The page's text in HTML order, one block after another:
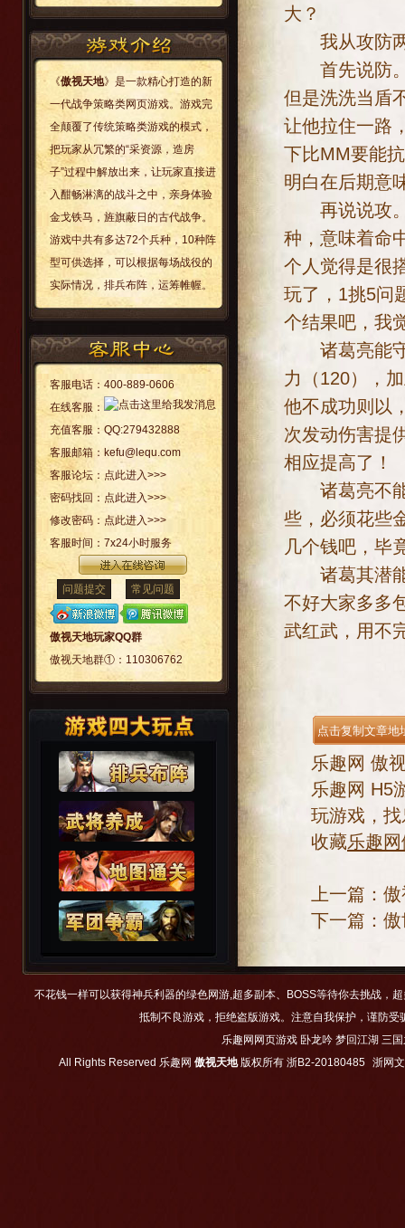
《傲视天地》是一款精心打造的新
一代战争策略类网页游戏。游戏完
全颠覆了传统策略类游戏的模式，
把玩家从冗繁的“采资源，造房
子”过程中解放出来，让玩家直接进
入酣畅淋漓的战斗之中，亲身体验
金戈铁马，旌旗蔽日的古代战争。
游戏中共有多达72个兵种，10种阵
型可供选择，可以根据每场战役的
实际情况，排兵布阵，运筹帷幄。
客服电话： 400-889-0606
在线客服：
充值客服： QQ:279432888
客服邮箱： kefu@lequ.com
客服论坛： 点此进入>>>
密码找回： 点此进入>>>
修改密码： 点此进入>>>
客服时间： 7x24小时服务
问题提交 常见问题
傲视天地玩家QQ群
傲视天地群①： 110306762
大？
我从攻防两
首先说防。
但是洗洗当盾
让他拉住一路
下比MM要能
明白在后期意
再说说攻。
种，意味着命
个人觉得是很
玩了，1挑5问
个结果吧，我
诸葛亮能守
力（120），
他不成功则以
次发动伤害提
相应提高了！
诸葛亮不能
些，必须花些
几个钱吧，毕
诸葛其潜能
不好大家多多
武红武，用不
乐趣网 傲
乐趣网 H5
玩游戏，
收藏乐趣
上一篇：
下一篇：
不花钱一样可以获得神兵利器的绿色网游,超多副本、BOSS等待你去挑战，
抵制不良游戏，拒绝盗版游戏。注意自我保护，谨防
乐趣网网页游戏 卧龙吟 梦回江湖 三
All Rights Reserved 乐趣网 傲视天地版权所有 浙B2-20180485 浙网